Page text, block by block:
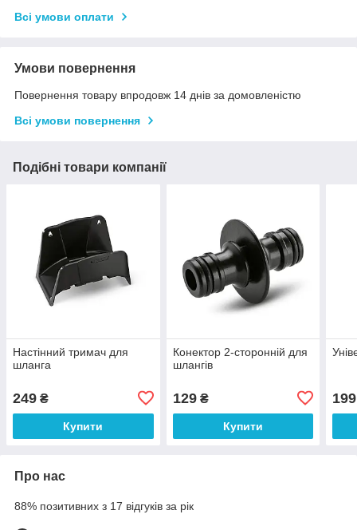
Всі умови оплати
Умови повернення
Повернення товару впродовж 14 днів за домовленістю
Всі умови повернення
Подібні товари компанії
Настінний тримач для
шланга
249 ₴
Купити
Конектор 2-сторонній для
шлангів
129₴
Купити
199
Про нас
88% позитивних з 17 відгуків за рік